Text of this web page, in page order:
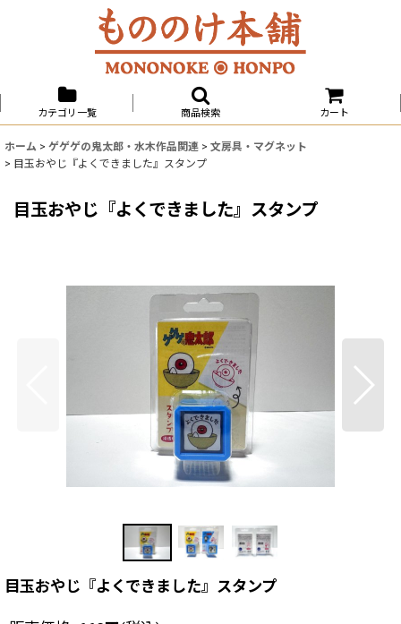
カテゴリ一覧 商品検索 カート
ホーム > ゲゲゲの鬼太郎・水木作品関連 > 文房具・マグネット
> 目玉おやじ『よくできました』スタンプ
目玉おやじ『よくできました』スタンプ
目玉おやじ『よくできました』スタンプ